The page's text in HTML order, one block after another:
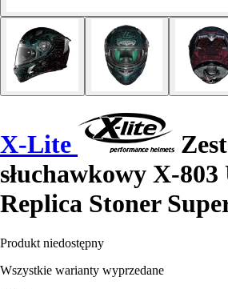
X-Lite
słuchawkowy X-
Replica Stoner
Produkt niedostępny
Wszystkie warianty wyprzedane